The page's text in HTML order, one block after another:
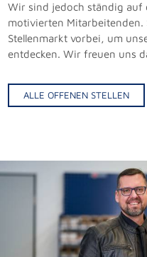
Wir sind jedoch ständig auf
motivierten Mitarbeitenden.
Stellenmarkt vorbei, um
entdecken. Wir freuen uns
ALLE OFFENEN STELLEN